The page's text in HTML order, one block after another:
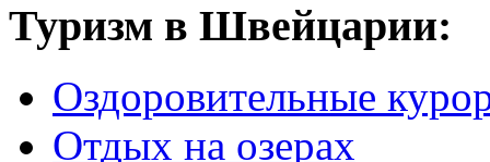
Туризм в Швейцарии:
Оздоровительные
Отдых на озерах